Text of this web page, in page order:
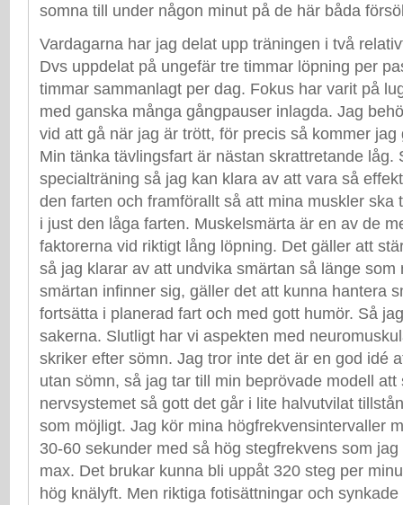
somna till under någon minut på de här båda
Vardagarna har jag delat upp träningen i två
Dvs uppdelat på ungefär tre timmar löpning per
timmar sammanlagt per dag. Fokus har varit på
med ganska många gångpauser inlagda. Jag
vid att gå när jag är trött, för precis så kommer
Min tänka tävlingsfart är nästan skrattretande låg.
specialträning så jag kan klara av att vara så
den farten och framförallt så att mina muskler ska
i just den låga farten. Muskelsmärta är en av de
faktorerna vid riktigt lång löpning. Det gäller att
så jag klarar av att undvika smärtan så länge som
smärtan infinner sig, gäller det att kunna hantera
fortsätta i planerad fart och med gott humör. Så
sakerna. Slutligt har vi aspekten med
skriker efter sömn. Jag tror inte det är en god idé
utan sömn, så jag tar till min beprövade modell
nervsystemet så gott det går i lite halvutvilat
som möjligt. Jag kör mina högfrekvensintervaller
30-60 sekunder med så hög stegfrekvens som
max. Det brukar kunna bli uppåt 320 steg per
hög knälyft. Men riktiga fotisättningar och